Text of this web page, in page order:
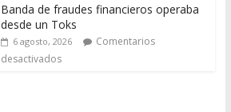
Banda de fraudes financieros operaba
desde un Toks
6 agosto, 2026
Comentarios
desactivados